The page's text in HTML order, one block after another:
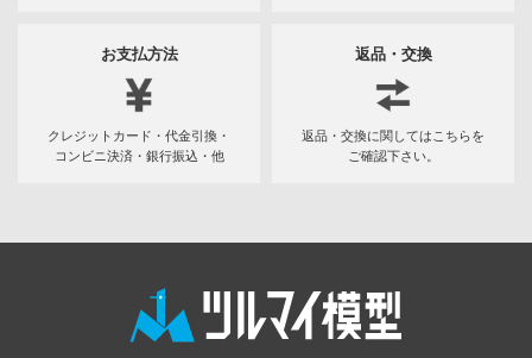
で割り切れない
鬼太郎
ちのメイドラゴン
お支払方法
クレジットカード・代金引換・
コンビニ決済・銀行振込・他
返品・交換
返品・交換に関してはこちらを
ご確認下さい。